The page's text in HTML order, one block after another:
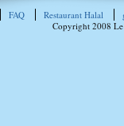
FAQ Restaurant Halal
Copyright 2008